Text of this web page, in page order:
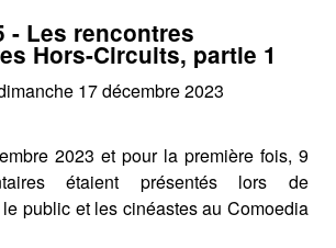
- Les rencontres
Hors-Circuits, partie 1
17 décembre 2023
2023 et pour la première fois, 9
étaient présentés lors de
public et les cinéastes au Comoedia